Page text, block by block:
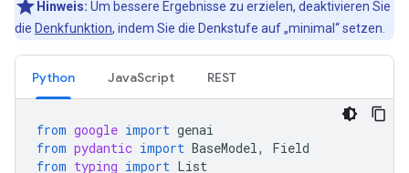
Hinweis: Um bessere Ergebnisse zu erzielen, deaktivieren Sie
die Denkfunktion, indem Sie die Denkstufe auf „minimal“ setzen.
Python JavaScript REST
from google import genai
from pydantic import BaseModel,
Field
from typing import List